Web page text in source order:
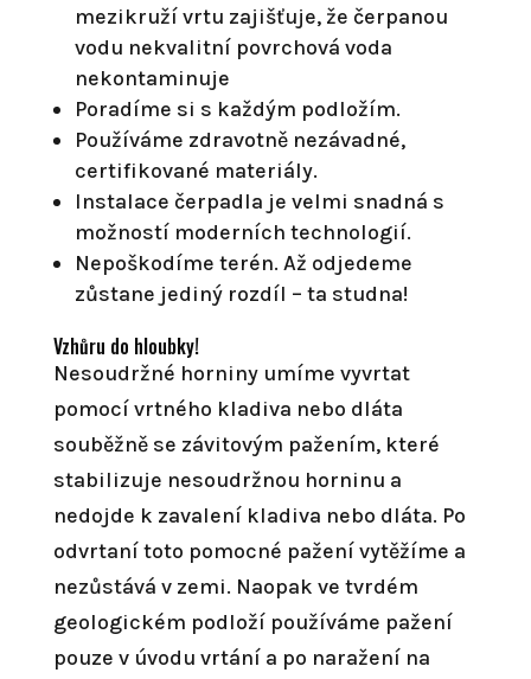
mezikruží vrtu zajišťuje, že čerpanou
vodu nekvalitní povrchová voda
nekontaminuje
Poradíme si s každým podložím.
Používáme zdravotně nezávadné,
certifikované materiály.
Instalace čerpadla je velmi snadná s
možností moderních technologií.
Nepoškodíme terén. Až odjedeme
zůstane jediný rozdíl – ta studna!
Vzhůru do hloubky!
Nesoudržné horniny umíme vyvrtat
pomocí vrtného kladiva nebo dláta
souběžně se závitovým pažením, které
stabilizuje nesoudržnou horninu a
nedojde k zavalení kladiva nebo dláta. Po
odvrtaní toto pomocné pažení vytěžíme a
nezůstává v zemi. Naopak ve tvrdém
geologickém podloží používáme pažení
pouze v úvodu vrtání a po naražení na